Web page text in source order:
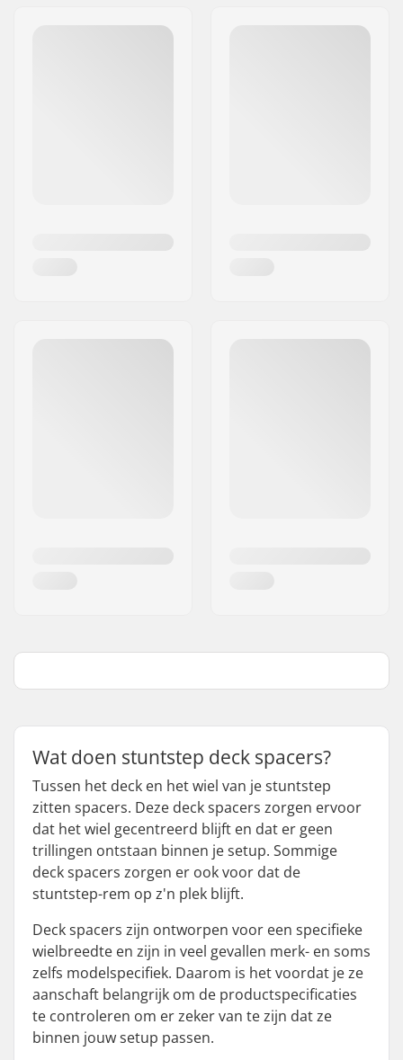
Wat doen stuntstep deck spacers?
Tussen het deck en het wiel van je stuntstep
zitten spacers. Deze deck spacers zorgen ervoor
dat het wiel gecentreerd blijft en dat er geen
trillingen ontstaan binnen je setup. Sommige
deck spacers zorgen er ook voor dat de
stuntstep-rem op z'n plek blijft.
Deck spacers zijn ontworpen voor een specifieke
wielbreedte en zijn in veel gevallen merk- en soms
zelfs modelspecifiek. Daarom is het voordat je ze
aanschaft belangrijk om de productspecificaties
te controleren om er zeker van te zijn dat ze
binnen jouw setup passen.